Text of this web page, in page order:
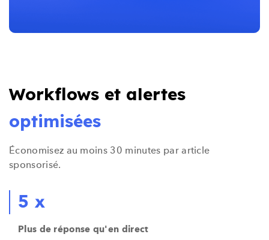
Workflows et alertes
optimisées
Économisez au moins 30 minutes par article
sponsorisé.
5 x
Plus de réponse qu'en direct